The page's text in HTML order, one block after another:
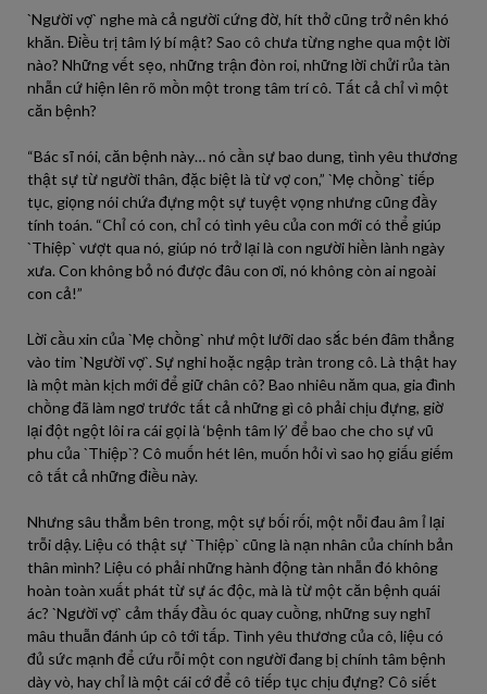
`Người vợ` nghe mà cả người cứng đờ, hít thở cũng trở nên khó
khăn. Điều trị tâm lý bí mật? Sao cô chưa từng nghe qua một lời
nào? Những vết sẹo, những trận đòn roi, những lời chửi rủa tàn
nhẫn cứ hiện lên rõ mồn một trong tâm trí cô. Tất cả chỉ vì một
căn bệnh?
“Bác sĩ nói, căn bệnh này… nó cần sự bao dung, tình yêu thương
thật sự từ người thân, đặc biệt là từ vợ con,” `Mẹ chồng` tiếp
tục, giọng nói chứa đựng một sự tuyệt vọng nhưng cũng đầy
tính toán. “Chỉ có con, chỉ có tình yêu của con mới có thể giúp
`Thiệp` vượt qua nó, giúp nó trở lại là con người hiền lành ngày
xưa. Con không bỏ nó được đâu con ơi, nó không còn ai ngoài
con cả!”
Lời cầu xin của `Mẹ chồng` như một lưỡi dao sắc bén đâm thẳng
vào tim `Người vợ`. Sự nghi hoặc ngập tràn trong cô. Là thật hay
là một màn kịch mới để giữ chân cô? Bao nhiêu năm qua, gia đình
chồng đã làm ngơ trước tất cả những gì cô phải chịu đựng, giờ
lại đột ngột lôi ra cái gọi là ‘bệnh tâm lý’ để bao che cho sự vũ
phu của `Thiệp`? Cô muốn hét lên, muốn hỏi vì sao họ giấu giếm
cô tất cả những điều này.
Nhưng sâu thẳm bên trong, một sự bối rối, một nỗi đau âm ỉ lại
trỗi dậy. Liệu có thật sự `Thiệp` cũng là nạn nhân của chính bản
thân mình? Liệu có phải những hành động tàn nhẫn đó không
hoàn toàn xuất phát từ sự ác độc, mà là từ một căn bệnh quái
ác? `Người vợ` cảm thấy đầu óc quay cuồng, những suy nghĩ
mâu thuẫn đánh úp cô tới tấp. Tình yêu thương của cô, liệu có
đủ sức mạnh để cứu rỗi một con người đang bị chính tâm bệnh
dày vò, hay chỉ là một cái cớ để cô tiếp tục chịu đựng? Cô siết